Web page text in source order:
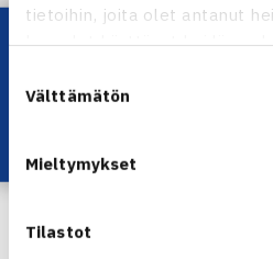
tietoihin, joita olet antanut
kun olet käyttänyt heidän
valinta
Välttämätön
Mieltymykset
Tilastot
TTS – HVS 0-3
Miehet 50
Lataa OmaTennis!